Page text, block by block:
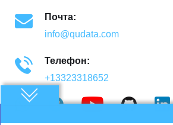
Почта:
info@qudata.com
Телефон:
+13323318652